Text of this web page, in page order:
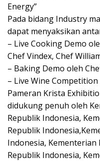
Energy”
Pada bidang Industry
dapat menyaksikan
– Live Cooking Demo
Chef Vindex, Chef
– Baking Demo oleh
– Live Wine Competition
Pameran Krista
didukung penuh oleh
Republik Indonesia,
Republik
Indonesia,
Republik Indonesia,